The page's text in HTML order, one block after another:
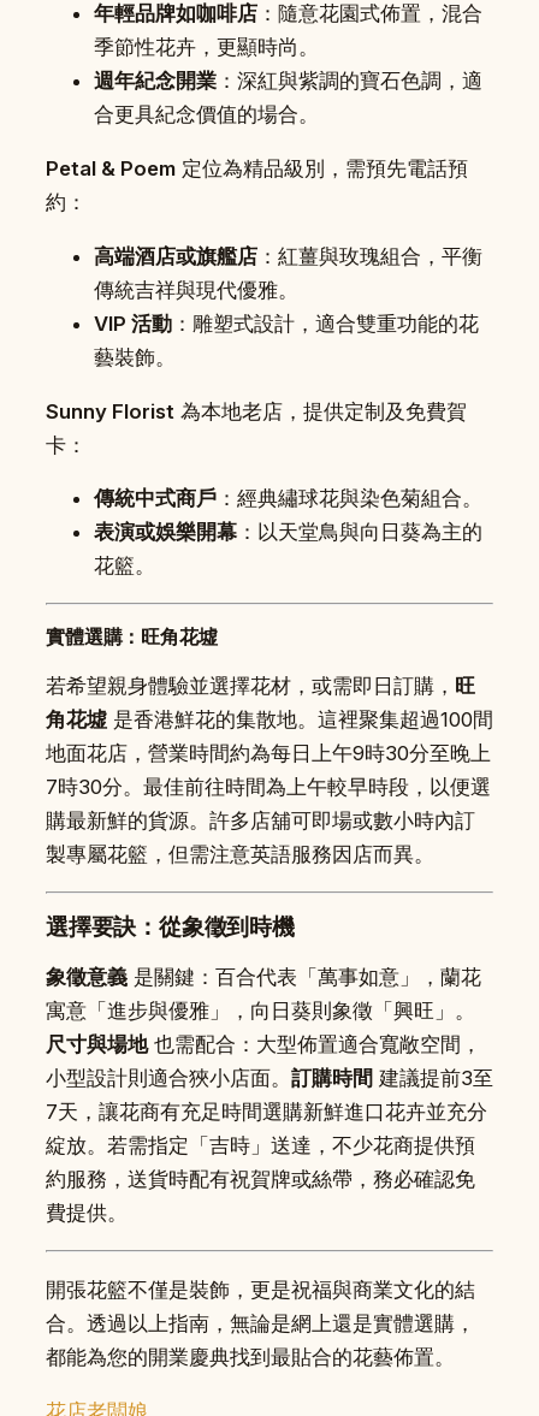
年輕品牌如咖啡店 ：隨意花園式佈置，混合
季節性花卉，更顯時尚。
週年紀念開業 ：深紅與紫調的寶石色調，適
合更具紀念價值的場合。
Petal & Poem 定位為精品級別，需預先電話預
約：
高端酒店或旗艦店 ：紅薑與玫瑰組合，平衡
傳統吉祥與現代優雅。
VIP 活動 ：雕塑式設計，適合雙重功能的花
藝裝飾。
Sunny Florist 為本地老店，提供定制及免費賀
卡：
傳統中式商戶 ：經典繡球花與染色菊組合。
表演或娛樂開幕 ：以天堂鳥與向日葵為主的
花籃。
實體選購：旺角花墟
若希望親身體驗並選擇花材，或需即日訂購， 旺
角花墟 是香港鮮花的集散地。這裡聚集超過100間
地面花店，營業時間約為每日上午9時30分至晚上
7時30分。最佳前往時間為上午較早時段，以便選
購最新鮮的貨源。許多店舖可即場或數小時內訂
製專屬花籃，但需注意英語服務因店而異。
選擇要訣：從象徵到時機
象徵意義 是關鍵：百合代表「萬事如意」，蘭花
寓意「進步與優雅」，向日葵則象徵「興旺」。
尺寸與場地也需配合：大型佈置適合寬敞空間，
小型設計則適合狹小店面。 訂購時間 建議提前3至
7天，讓花商有充足時間選購新鮮進口花卉並充分
綻放。若需指定「吉時」送達，不少花商提供預
約服務，送貨時配有祝賀牌或絲帶，務必確認免
費提供。
開張花籃不僅是裝飾，更是祝福與商業文化的結
合。透過以上指南，無論是網上還是實體選購，
都能為您的開業慶典找到最貼合的花藝佈置。
花店老闆娘